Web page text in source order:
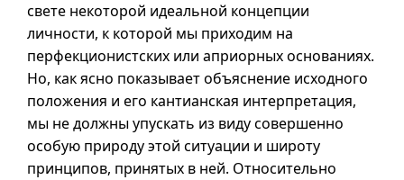
свете некоторой идеальной концепции
личности, к которой мы приходим на
перфекционистских или априорных основаниях.
Но, как ясно показывает объяснение исходного
положения и его кантианская интерпретация,
мы не должны упускать из виду совершенно
особую природу этой ситуации и широту
принципов, принятых в ней. Относительно